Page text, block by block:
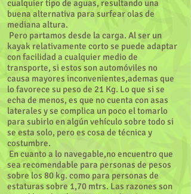
cualquier tipo de aguas, resultando una
buena alternativa para surfear olas de
mediana altura.
Pero partamos desde la carga. Al ser un
kayak relativamente corto se puede adaptar
con facilidad a cualquier medio de
transporte, si estos son automóviles no
causa mayores inconvenientes,ademas que
lo favorece su peso de 21 Kg. Lo que si se
echa de menos, es que no cuenta con asas
laterales y se complica un poco el tomarlo
para subirlo en algún vehículo sobre todo si
se esta solo, pero es cosa de técnica y
costumbre.
En cuanto a lo navegable,no encuentro que
sea recomendable para personas de pesos
sobre los 80 kg. como para personas de
estaturas sobre 1,70 mtrs. Las razones son